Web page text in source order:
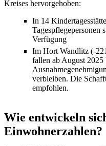
Kreises hervorgehoben:
In 14
Tagespflegepersonen
Verfügung
Im Hort Wandlitz (-
fallen ab August 2025
verbleiben. Die
empfohlen.
Wie entwickeln
Einwohnerzahlen?